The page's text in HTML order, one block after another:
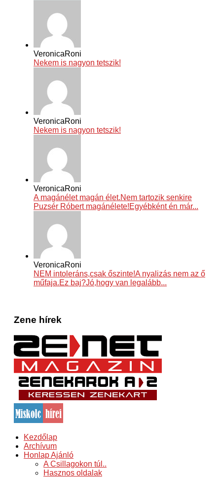
VeronicaRoni
Nekem is nagyon tetszik!
VeronicaRoni
Nekem is nagyon tetszik!
VeronicaRoni
A magánélet magán élet.Nem tartozik senkire
Puzsér Róbert magánélete!Egyébként én már...
VeronicaRoni
NEM intoleráns,csak őszinte!A nyalizás nem az ő
műfaja.Ez baj?Jó,hogy van legalább...
Zene hírek
Kezdőlap
Archívum
Honlap Ajánló
A Csillagokon túl..
Hasznos oldalak